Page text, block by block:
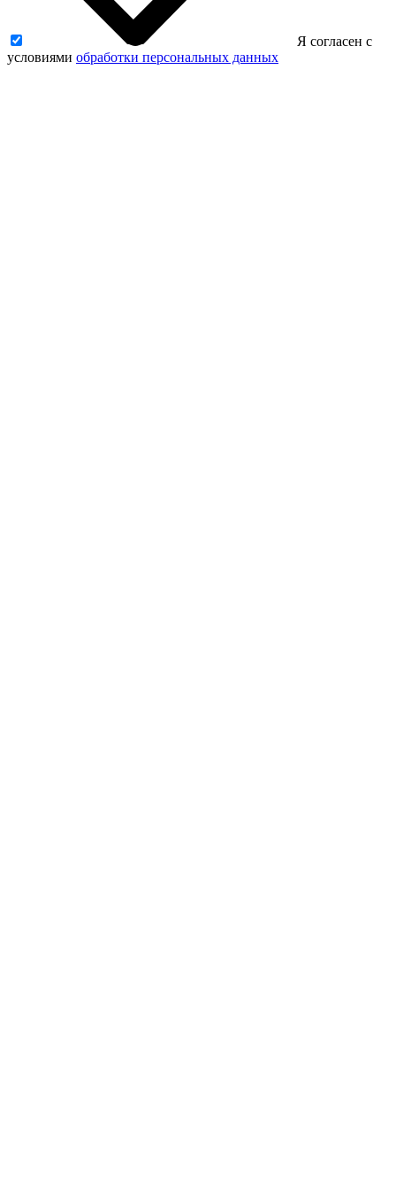
Я согласен с
условиями обработки персональных данных